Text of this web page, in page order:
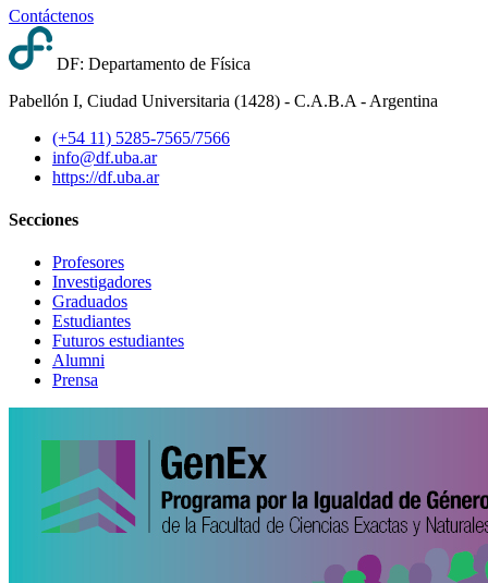
Contáctenos
DF: Departamento de Física
Pabellón I, Ciudad Universitaria (1428) - C.A.B.A - Argentina
(+54 11) 5285-7565/7566
info@df.uba.ar
https://df.uba.ar
Secciones
Profesores
Investigadores
Graduados
Estudiantes
Futuros estudiantes
Alumni
Prensa